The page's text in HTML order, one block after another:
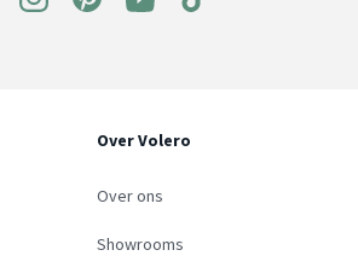
Over Volero
Over ons
Showrooms